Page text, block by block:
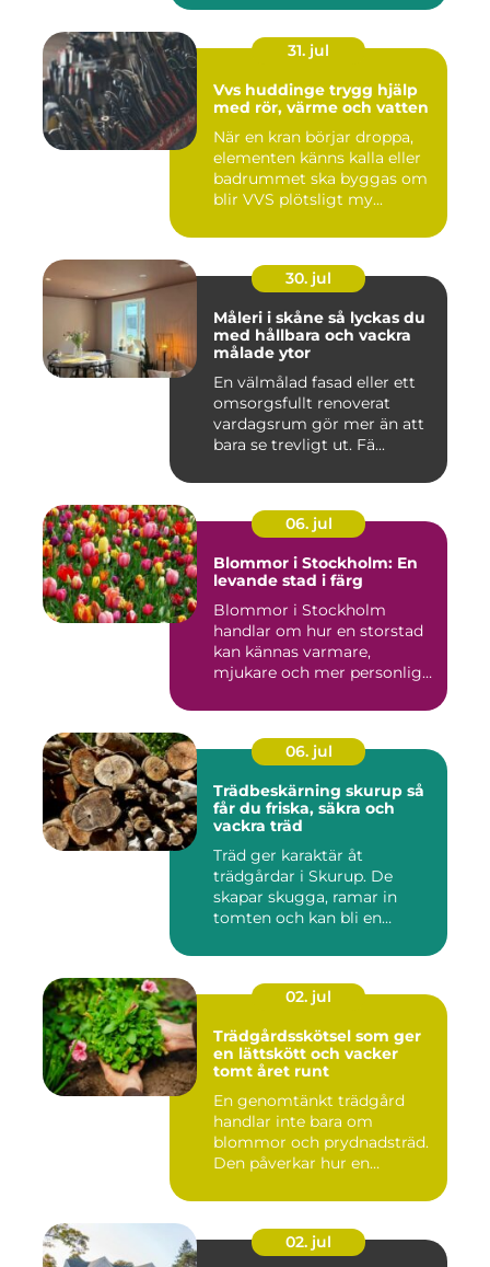
31. jul
Vvs huddinge trygg hjälp
med rör, värme och vatten
När en kran börjar droppa,
elementen känns kalla eller
badrummet ska byggas om
blir VVS plötsligt my...
30. jul
Måleri i skåne så lyckas du
med hållbara och vackra
målade ytor
En välmålad fasad eller ett
omsorgsfullt renoverat
vardagsrum gör mer än att
bara se trevligt ut. Fä...
06. jul
Blommor i Stockholm: En
levande stad i färg
Blommor i Stockholm
handlar om hur en storstad
kan kännas varmare,
mjukare och mer personlig
06. jul
Trädbeskärning skurup så
får du friska, säkra och
vackra träd
Träd ger karaktär åt
trädgårdar i Skurup. De
skapar skugga, ramar in
tomten och kan bli en
02. jul
Trädgårdsskötsel som ger
en lättskött och vacker
tomt året runt
En genomtänkt trädgård
handlar inte bara om
blommor och prydnadsträd.
Den påverkar hur en
02. jul